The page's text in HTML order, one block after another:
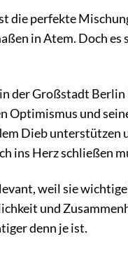
die perfekte
in Atem. Doch
der Großstadt
und
Dieb
ins Herz schließen
weil sie
und
denn je ist.